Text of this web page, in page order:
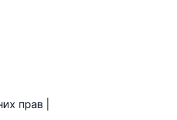
прав |